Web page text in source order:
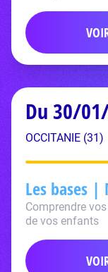
Du 30/
OCCITANIE (31)
Les bases
Comprendre
de vos enfants